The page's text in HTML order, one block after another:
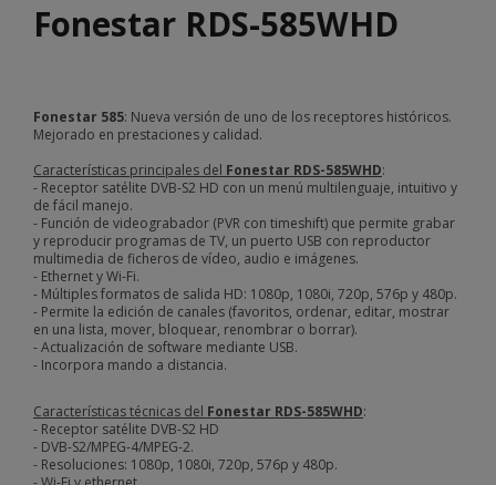
Fonestar RDS-585WHD
Fonestar 585: Nueva versión de uno de los receptores históricos.
Mejorado en prestaciones y calidad.
Características principales del Fonestar RDS-585WHD:
- Receptor satélite DVB-S2 HD con un menú multilenguaje, intuitivo y
de fácil manejo.
- Función de videograbador (PVR con timeshift) que permite grabar
y reproducir programas de TV, un puerto USB con reproductor
multimedia de ficheros de vídeo, audio e imágenes.
- Ethernet y Wi-Fi.
- Múltiples formatos de salida HD: 1080p, 1080i, 720p, 576p y 480p.
- Permite la edición de canales (favoritos, ordenar, editar, mostrar
en una lista, mover, bloquear, renombrar o borrar).
- Actualización de software mediante USB.
- Incorpora mando a distancia.
Características técnicas del Fonestar RDS-585WHD:
- Receptor satélite DVB-S2 HD
- DVB-S2/MPEG-4/MPEG-2.
- Resoluciones: 1080p, 1080i, 720p, 576p y 480p.